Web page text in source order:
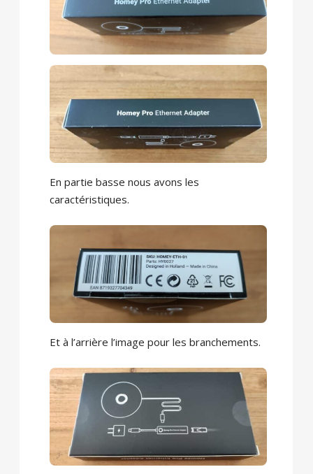
En partie basse nous avons les
caractéristiques.
Et à l’arrière l’image pour les branchements.